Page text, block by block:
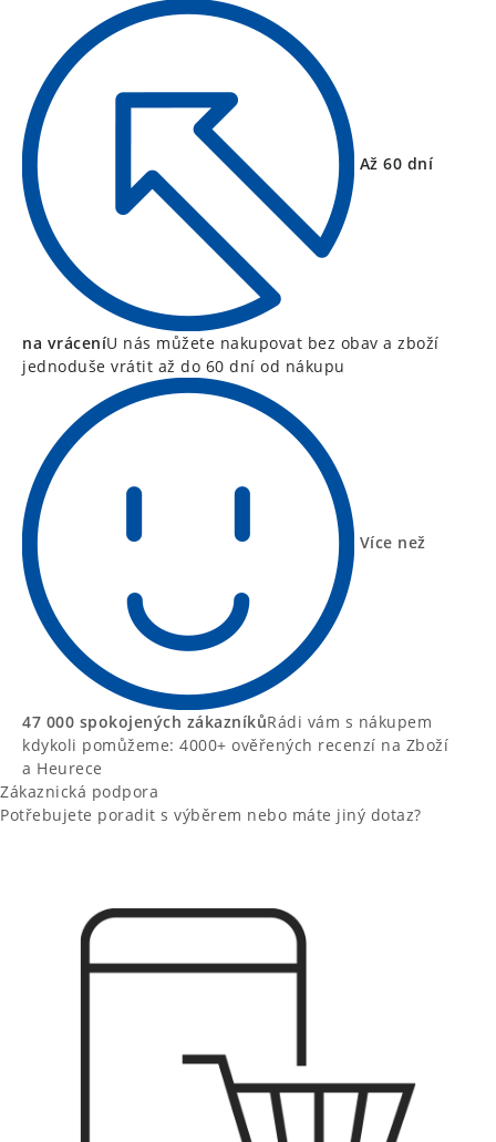
Až 60 dní
na vráceníU nás můžete nakupovat bez obav a zboží
jednoduše vrátit až do 60 dní od nákupu
Více než
47 000 spokojených zákazníkůRádi vám s nákupem
kdykoli pomůžeme: 4000+ ověřených recenzí na Zboží
a Heurece
Zákaznická podpora
Potřebujete poradit s výběrem nebo máte jiný dotaz?